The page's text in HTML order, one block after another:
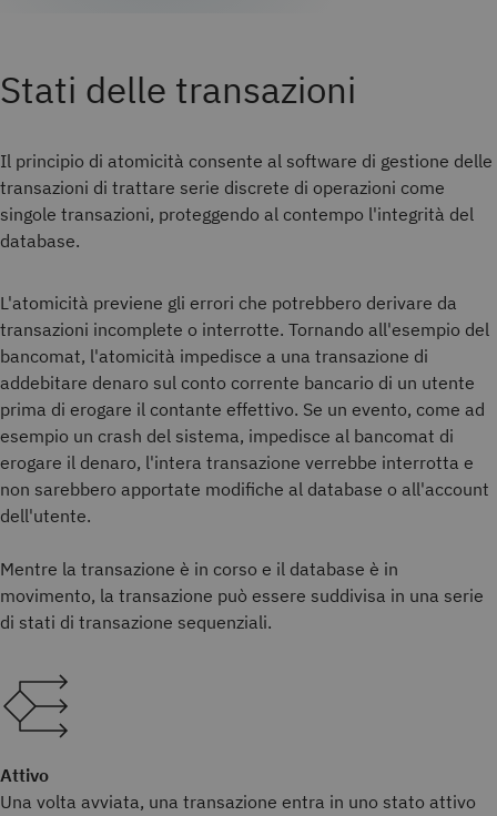
Stati delle transazioni
Il principio di atomicità consente al software di gestione delle
transazioni di trattare serie discrete di operazioni come
singole transazioni, proteggendo al contempo l'integrità del
database.
L'atomicità previene gli errori che potrebbero derivare da
transazioni incomplete o interrotte. Tornando all'esempio del
bancomat, l'atomicità impedisce a una transazione di
addebitare denaro sul conto corrente bancario di un utente
prima di erogare il contante effettivo. Se un evento, come ad
esempio un crash del sistema, impedisce al bancomat di
erogare il denaro, l'intera transazione verrebbe interrotta e
non sarebbero apportate modifiche al database o all'account
dell'utente.
Mentre la transazione è in corso e il database è in
movimento, la transazione può essere suddivisa in una serie
di stati di transazione sequenziali.
Attivo
Una volta avviata, una transazione entra in uno stato attivo